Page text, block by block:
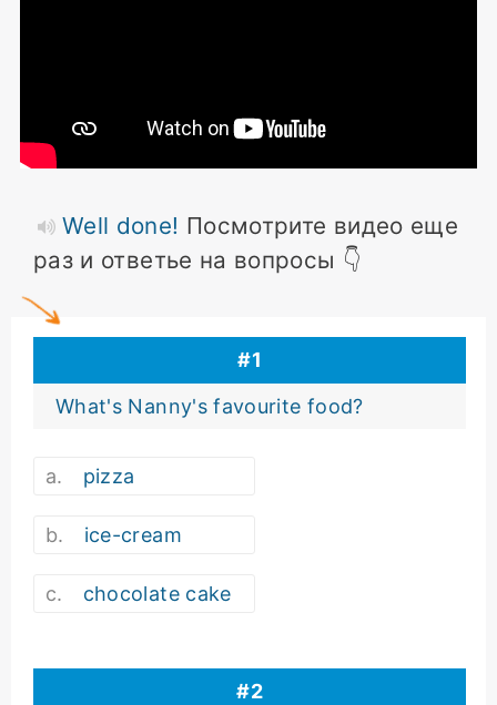
Well done! Посмотрите видео еще
раз и ответье на вопросы 👇
#1
What's Nanny's favourite food?
pizza
ice-cream
chocolate cake
#2